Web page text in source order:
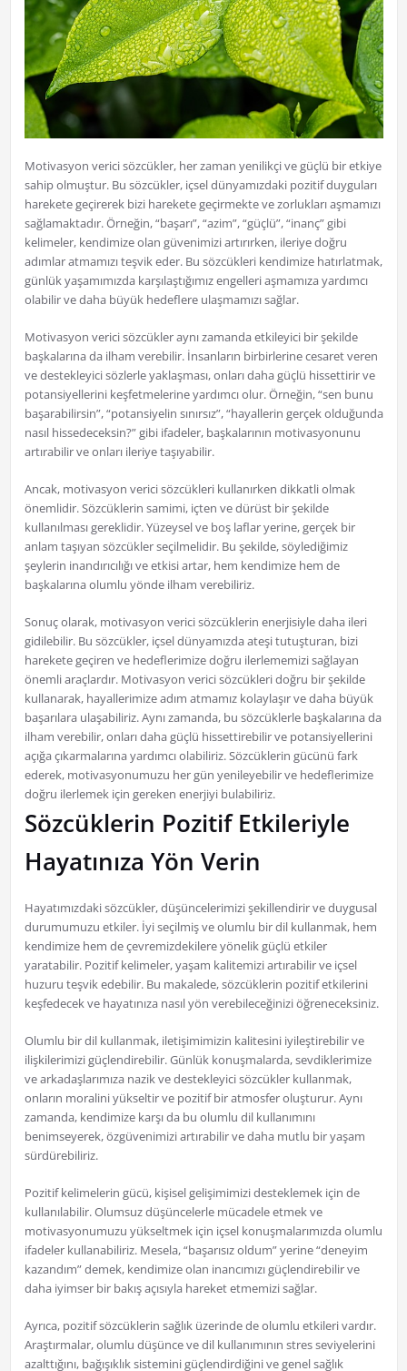
Motivasyon verici sözcükler, her zaman yenilikçi ve güçlü bir etkiye
sahip olmuştur. Bu sözcükler, içsel dünyamızdaki pozitif duyguları
harekete geçirerek bizi harekete geçirmekte ve zorlukları aşmamızı
sağlamaktadır. Örneğin, “başarı”, “azim”, “güçlü”, “inanç” gibi
kelimeler, kendimize olan güvenimizi artırırken, ileriye doğru
adımlar atmamızı teşvik eder. Bu sözcükleri kendimize hatırlatmak,
günlük yaşamımızda karşılaştığımız engelleri aşmamıza yardımcı
olabilir ve daha büyük hedeflere ulaşmamızı sağlar.
Motivasyon verici sözcükler aynı zamanda etkileyici bir şekilde
başkalarına da ilham verebilir. İnsanların birbirlerine cesaret veren
ve destekleyici sözlerle yaklaşması, onları daha güçlü hissettirir ve
potansiyellerini keşfetmelerine yardımcı olur. Örneğin, “sen bunu
başarabilirsin”, “potansiyelin sınırsız”, “hayallerin gerçek olduğunda
nasıl hissedeceksin?” gibi ifadeler, başkalarının motivasyonunu
artırabilir ve onları ileriye taşıyabilir.
Ancak, motivasyon verici sözcükleri kullanırken dikkatli olmak
önemlidir. Sözcüklerin samimi, içten ve dürüst bir şekilde
kullanılması gereklidir. Yüzeysel ve boş laflar yerine, gerçek bir
anlam taşıyan sözcükler seçilmelidir. Bu şekilde, söylediğimiz
şeylerin inandırıcılığı ve etkisi artar, hem kendimize hem de
başkalarına olumlu yönde ilham verebiliriz.
Sonuç olarak, motivasyon verici sözcüklerin enerjisiyle daha ileri
gidilebilir. Bu sözcükler, içsel dünyamızda ateşi tutuşturan, bizi
harekete geçiren ve hedeflerimize doğru ilerlememizi sağlayan
önemli araçlardır. Motivasyon verici sözcükleri doğru bir şekilde
kullanarak, hayallerimize adım atmamız kolaylaşır ve daha büyük
başarılara ulaşabiliriz. Aynı zamanda, bu sözcüklerle başkalarına da
ilham verebilir, onları daha güçlü hissettirebilir ve potansiyellerini
açığa çıkarmalarına yardımcı olabiliriz. Sözcüklerin gücünü fark
ederek, motivasyonumuzu her gün yenileyebilir ve hedeflerimize
doğru ilerlemek için gereken enerjiyi bulabiliriz.
Sözcüklerin Pozitif Etkileriyle
Hayatınıza Yön Verin
Hayatımızdaki sözcükler, düşüncelerimizi şekillendirir ve duygusal
durumumuzu etkiler. İyi seçilmiş ve olumlu bir dil kullanmak, hem
kendimize hem de çevremizdekilere yönelik güçlü etkiler
yaratabilir. Pozitif kelimeler, yaşam kalitemizi artırabilir ve içsel
huzuru teşvik edebilir. Bu makalede, sözcüklerin pozitif etkilerini
keşfedecek ve hayatınıza nasıl yön verebileceğinizi öğreneceksiniz.
Olumlu bir dil kullanmak, iletişimimizin kalitesini iyileştirebilir ve
ilişkilerimizi güçlendirebilir. Günlük konuşmalarda, sevdiklerimize
ve arkadaşlarımıza nazik ve destekleyici sözcükler kullanmak,
onların moralini yükseltir ve pozitif bir atmosfer oluşturur. Aynı
zamanda, kendimize karşı da bu olumlu dil kullanımını
benimseyerek, özgüvenimizi artırabilir ve daha mutlu bir yaşam
sürdürebiliriz.
Pozitif kelimelerin gücü, kişisel gelişimimizi desteklemek için de
kullanılabilir. Olumsuz düşüncelerle mücadele etmek ve
motivasyonumuzu yükseltmek için içsel konuşmalarımızda olumlu
ifadeler kullanabiliriz. Mesela, “başarısız oldum” yerine “deneyim
kazandım” demek, kendimize olan inancımızı güçlendirebilir ve
daha iyimser bir bakış açısıyla hareket etmemizi sağlar.
Ayrıca, pozitif sözcüklerin sağlık üzerinde de olumlu etkileri vardır.
Araştırmalar, olumlu düşünce ve dil kullanımının stres seviyelerini
azalttığını, bağışıklık sistemini güçlendirdiğini ve genel sağlık